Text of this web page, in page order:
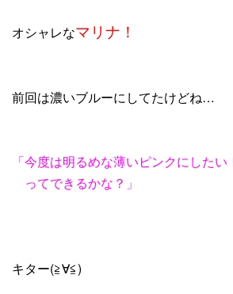
オシャレなマリナ！
前回は濃いブルーにしてたけどね…
「今度は明るめな薄いピンクにしたい
ってできるかな？」
キター(≧∀≦)